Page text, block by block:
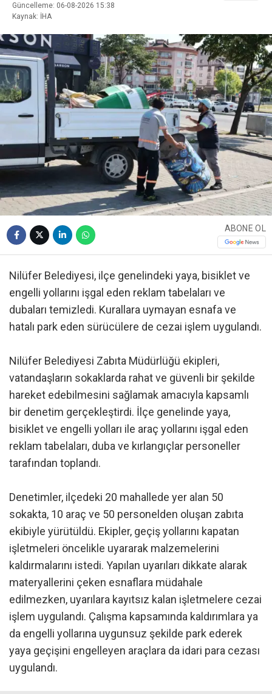
Güncelleme: 06-08-2026 15:38
Kaynak: İHA
ABONE OL
Nilüfer Belediyesi, ilçe genelindeki yaya, bisiklet ve
engelli yollarını işgal eden reklam tabelaları ve
dubaları temizledi. Kurallara uymayan esnafa ve
hatalı park eden sürücülere de cezai işlem uygulandı.
Nilüfer Belediyesi Zabıta Müdürlüğü ekipleri,
vatandaşların sokaklarda rahat ve güvenli bir şekilde
hareket edebilmesini sağlamak amacıyla kapsamlı
bir denetim gerçekleştirdi. İlçe genelinde yaya,
bisiklet ve engelli yolları ile araç yollarını işgal eden
reklam tabelaları, duba ve kırlangıçlar personeller
tarafından toplandı.
Denetimler, ilçedeki 20 mahallede yer alan 50
sokakta, 10 araç ve 50 personelden oluşan zabıta
ekibiyle yürütüldü. Ekipler, geçiş yollarını kapatan
işletmeleri öncelikle uyararak malzemelerini
kaldırmalarını istedi. Yapılan uyarıları dikkate alarak
materyallerini çeken esnaflara müdahale
edilmezken, uyarılara kayıtsız kalan işletmelere cezai
işlem uygulandı. Çalışma kapsamında kaldırımlara ya
da engelli yollarına uygunsuz şekilde park ederek
yaya geçişini engelleyen araçlara da idari para cezası
uygulandı.